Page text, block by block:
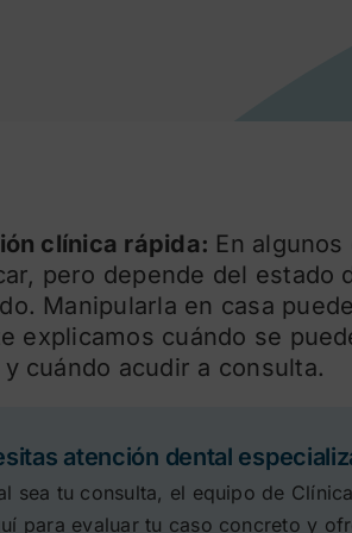
clínica rápida: En
pero depende del estado
Manipularla en casa
explicamos cuándo se
cuándo acudir a consulta.
atención dental
sea tu consulta, el equipo de
para evaluar tu caso concreto y